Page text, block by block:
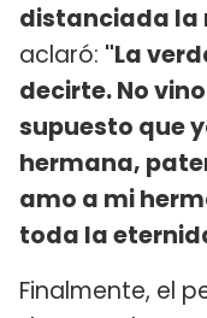
distanciada la
aclaró: "La
decirte. No
supuesto que
hermana,
amo a mi
toda la
Finalmente, el